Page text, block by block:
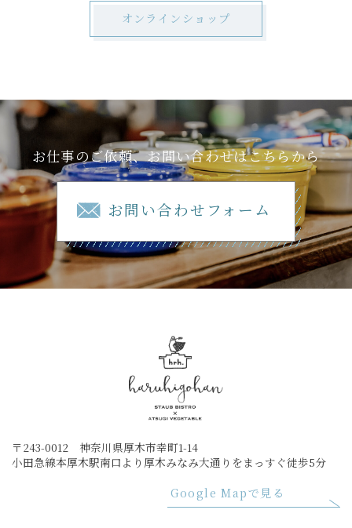
オンラインショップ
お仕事のご依頼、お問い合わせはこちらから
お問い合わせフォーム
〒243-0012 神奈川県厚木市幸町1-14
小田急線本厚木駅南口より厚木みなみ大通りをまっすぐ徒歩5分
Google Mapで見る